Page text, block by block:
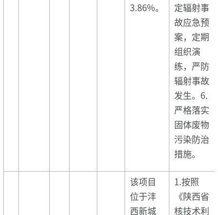
3.86%。
定辐射事
故应急预
案，定期
组织演
练，严防
辐射事故
发生。6.
严格落实
固体废物
污染防治
措施。
该项目
位于沣
西新城
1.按照
《陕西省
核技术利